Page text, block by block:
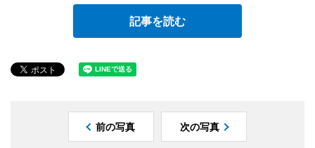
記事を読む
前の写真 次の写真